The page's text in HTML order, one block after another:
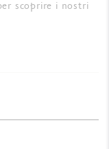
scoprire i nostri